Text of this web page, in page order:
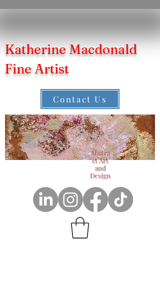
Katherine Macdonald
Fine Artist
Contact Us
Abstra
ct Art
and
Design